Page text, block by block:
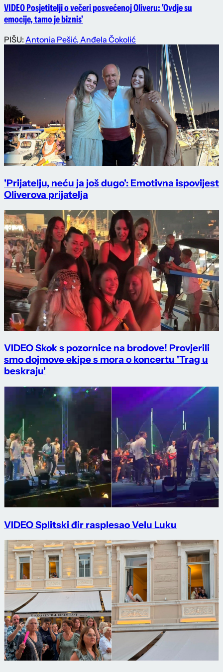
VIDEO Posjetitelji o večeri posvećenoj Oliveru: 'Ovdje su
emocije, tamo je biznis'
PIŠU: Antonia Pešić,Anđela Čokolić
'Prijatelju, neću ja još dugo': Emotivna ispovijest
Oliverova prijatelja
VIDEO Skok s pozornice na brodove! Provjerili
smo dojmove ekipe s mora o koncertu 'Trag u
beskraju'
VIDEO Splitski đir rasplesao Velu Luku